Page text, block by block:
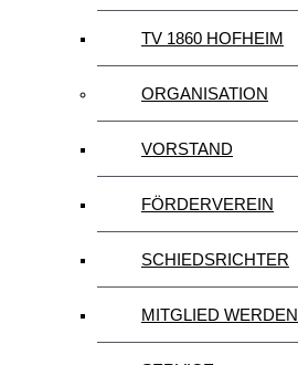
TV 1860 HOFHEIM
ORGANISATION
VORSTAND
FÖRDERVEREIN
SCHIEDSRICHTER
MITGLIED WERDEN